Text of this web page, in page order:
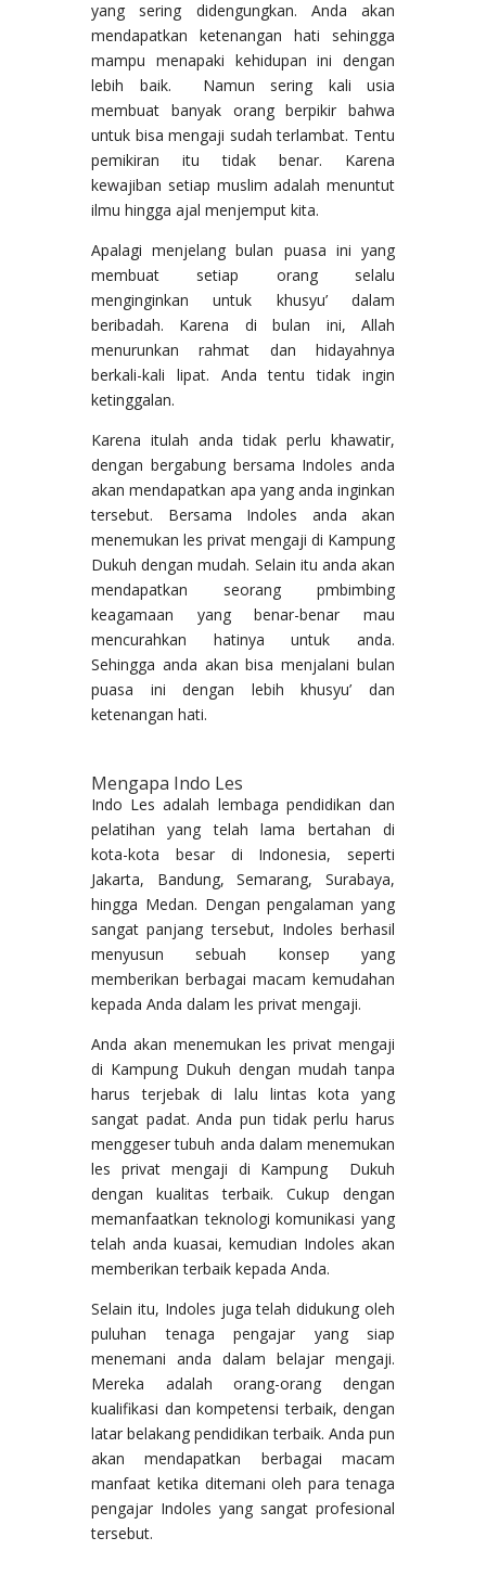
yang sering didengungkan. Anda akan
mendapatkan ketenangan hati sehingga
mampu menapaki kehidupan ini dengan
lebih baik. Namun sering kali usia
membuat banyak orang berpikir bahwa
untuk bisa mengaji sudah terlambat. Tentu
pemikiran itu tidak benar. Karena
kewajiban setiap muslim adalah menuntut
ilmu hingga ajal menjemput kita.
Apalagi menjelang bulan puasa ini yang
membuat setiap orang selalu
menginginkan untuk khusyu’ dalam
beribadah. Karena di bulan ini, Allah
menurunkan rahmat dan hidayahnya
berkali-kali lipat. Anda tentu tidak ingin
ketinggalan.
Karena itulah anda tidak perlu khawatir,
dengan bergabung bersama Indoles anda
akan mendapatkan apa yang anda inginkan
tersebut. Bersama Indoles anda akan
menemukan les privat mengaji di Kampung
Dukuh dengan mudah. Selain itu anda akan
mendapatkan seorang pmbimbing
keagamaan yang benar-benar mau
mencurahkan hatinya untuk anda.
Sehingga anda akan bisa menjalani bulan
puasa ini dengan lebih khusyu’ dan
ketenangan hati.
Mengapa Indo Les
Indo Les adalah lembaga pendidikan dan
pelatihan yang telah lama bertahan di
kota-kota besar di Indonesia, seperti
Jakarta, Bandung, Semarang, Surabaya,
hingga Medan. Dengan pengalaman yang
sangat panjang tersebut, Indoles berhasil
menyusun sebuah konsep yang
memberikan berbagai macam kemudahan
kepada Anda dalam les privat mengaji.
Anda akan menemukan les privat mengaji
di Kampung Dukuh dengan mudah tanpa
harus terjebak di lalu lintas kota yang
sangat padat. Anda pun tidak perlu harus
menggeser tubuh anda dalam menemukan
les privat mengaji di Kampung Dukuh
dengan kualitas terbaik. Cukup dengan
memanfaatkan teknologi komunikasi yang
telah anda kuasai, kemudian Indoles akan
memberikan terbaik kepada Anda.
Selain itu, Indoles juga telah didukung oleh
puluhan tenaga pengajar yang siap
menemani anda dalam belajar mengaji.
Mereka adalah orang-orang dengan
kualifikasi dan kompetensi terbaik, dengan
latar belakang pendidikan terbaik. Anda pun
akan mendapatkan berbagai macam
manfaat ketika ditemani oleh para tenaga
pengajar Indoles yang sangat profesional
tersebut.